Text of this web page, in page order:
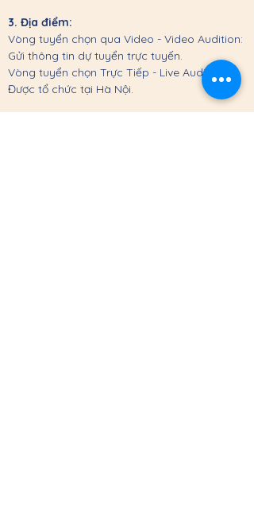
3. Địa điểm:
Vòng tuyển chọn qua Video - Video Audition:
Gửi thông tin dự tuyển trực tuyến.
Vòng tuyển chọn Trực Tiếp - Live Audition:
Được tổ chức tại Hà Nội.